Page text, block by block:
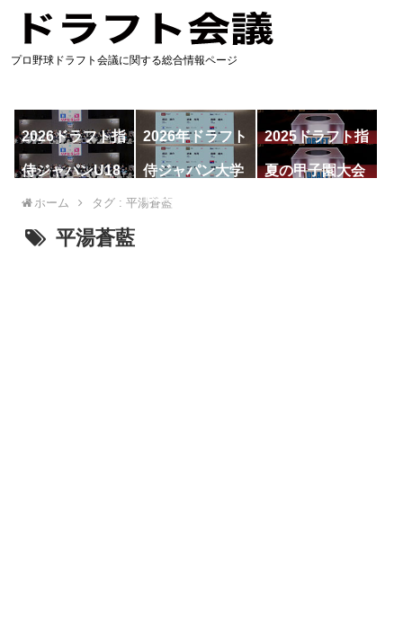
プロ野球ドラフト会議に関する総合情報ページ
2026ドラフト指
名予想
2026年ドラフト
候補
2025ドラフト指
名一覧
侍ジャパンU18
代表
侍ジャパン大学
代表
夏の甲子園大会
ホーム タグ : 平湯蒼藍
平湯蒼藍